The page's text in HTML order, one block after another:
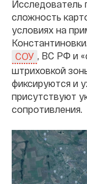
Исследователь
сложность
условиях на
СОУ , ВС РФ и
штриховкой
фиксируются и
присутствуют
сопротивления.